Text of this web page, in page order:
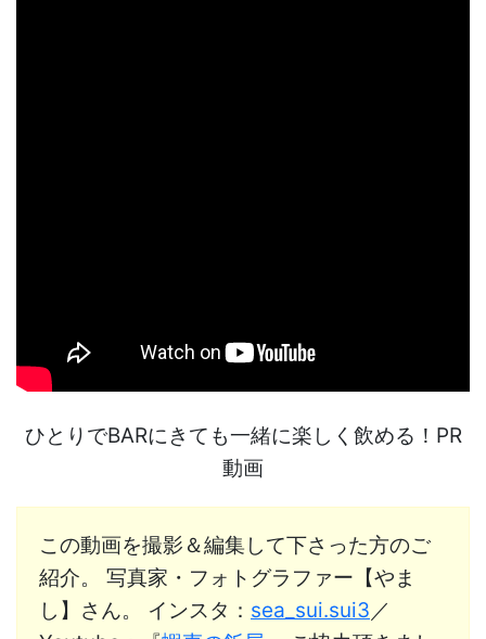
ひとりでBARにきても一緒に楽しく飲める！PR
動画
この動画を撮影＆編集して下さった方のご
紹介。 写真家・フォトグラファー【やま
し】さん。 インスタ： sea_sui.sui3／